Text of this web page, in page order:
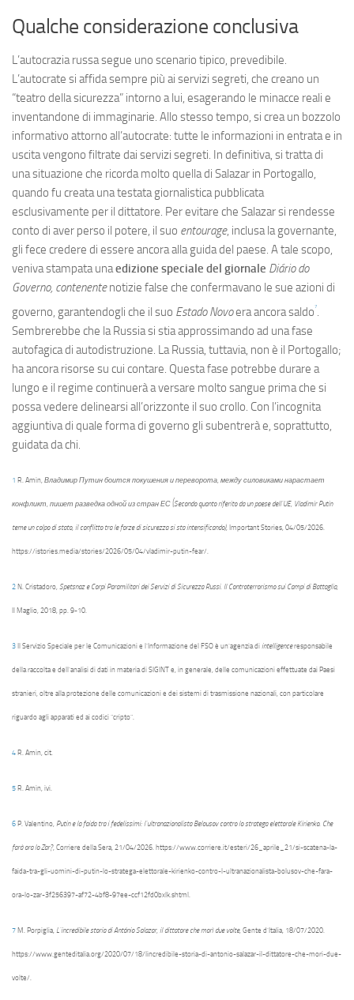
Qualche considerazione conclusiva
L’autocrazia russa segue uno scenario tipico, prevedibile.
L’autocrate si affida sempre più ai servizi segreti, che creano un
“teatro della sicurezza” intorno a lui, esagerando le minacce reali e
inventandone di immaginarie. Allo stesso tempo, si crea un bozzolo
informativo attorno all’autocrate: tutte le informazioni in entrata e in
uscita vengono filtrate dai servizi segreti. In definitiva, si tratta di
una situazione che ricorda molto quella di Salazar in Portogallo,
quando fu creata una testata giornalistica pubblicata
esclusivamente per il dittatore. Per evitare che Salazar si rendesse
conto di aver perso il potere, il suo entourage, inclusa la governante,
gli fece credere di essere ancora alla guida del paese. A tale scopo,
veniva stampata unaedizione speciale del giornale Diário do
Governo, contenentenotizie false che confermavano le sue azioni di
governo, garantendogli che il suo Estado Novoera ancora saldo7.
Sembrerebbe che la Russia si stia approssimando ad una fase
autofagica di autodistruzione. La Russia, tuttavia, non è il Portogallo;
ha ancora risorse su cui contare. Questa fase potrebbe durare a
lungo e il regime continuerà a versare molto sangue prima che si
possa vedere delinearsi all’orizzonte il suo crollo. Con l’incognita
aggiuntiva di quale forma di governo gli subentrerà e, soprattutto,
guidata da chi.
1 R. Amin, Владимир Путин боится покушения и переворота, между силовиками нарастает
конфликт, пишет разведка одной из стран ЕС (Secondo quanto riferito da un paese dell’UE, Vladimir Putin
teme un colpo di stato, il conflitto tra le forze di sicurezza si sta intensificando), Important Stories, 04/05/2026.
https://istories.media/stories/2026/05/04/vladimir-putin-fear/.
2N. Cristadoro, Spetsnaz e Corpi Paramilitari dei Servizi di Sicurezza Russi. Il Controterrorismo sui Campi di Battaglia,
Il Maglio, 2018, pp. 9-10.
3Il Servizio Speciale per le Comunicazioni e l’Informazione del FSO è un’agenzia di intelligenceresponsabile
della raccolta e dell’analisi di dati in materia di SIGINT e, in generale, delle comunicazioni effettuate dai Paesi
stranieri, oltre alla protezione delle comunicazioni e dei sistemi di trasmissione nazionali, con particolare
riguardo agli apparati ed ai codici “cripto”.
4R. Amin, cit.
5R. Amin, ivi.
6P. Valentino, Putin e la faida tra i fedelissimi: l’ultranazionalista Belousov contro lo stratega elettorale Kirienko. Che
farà ora lo Zar?, Corriere della Sera, 21/04/2026. https://www.corriere.it/esteri/26_aprile_21/si-scatena-la-
faida-tra-gli-uomini-di-putin-lo-stratega-elettorale-kirienko-contro-l-ultranazionalista-bolusov-che-fara-
ora-lo-zar-3f256397-af72-4bf8-97ee-ccf12fd0bxlk.shtml.
7M. Porpiglia, L’incredibile storia di António Salazar, il dittatore che morì due volte, Gente d’Italia, 18/07/2020.
https://www.genteditalia.org/2020/07/18/lincredibile-storia-di-antonio-salazar-il-dittatore-che-mori-due-
volte/.